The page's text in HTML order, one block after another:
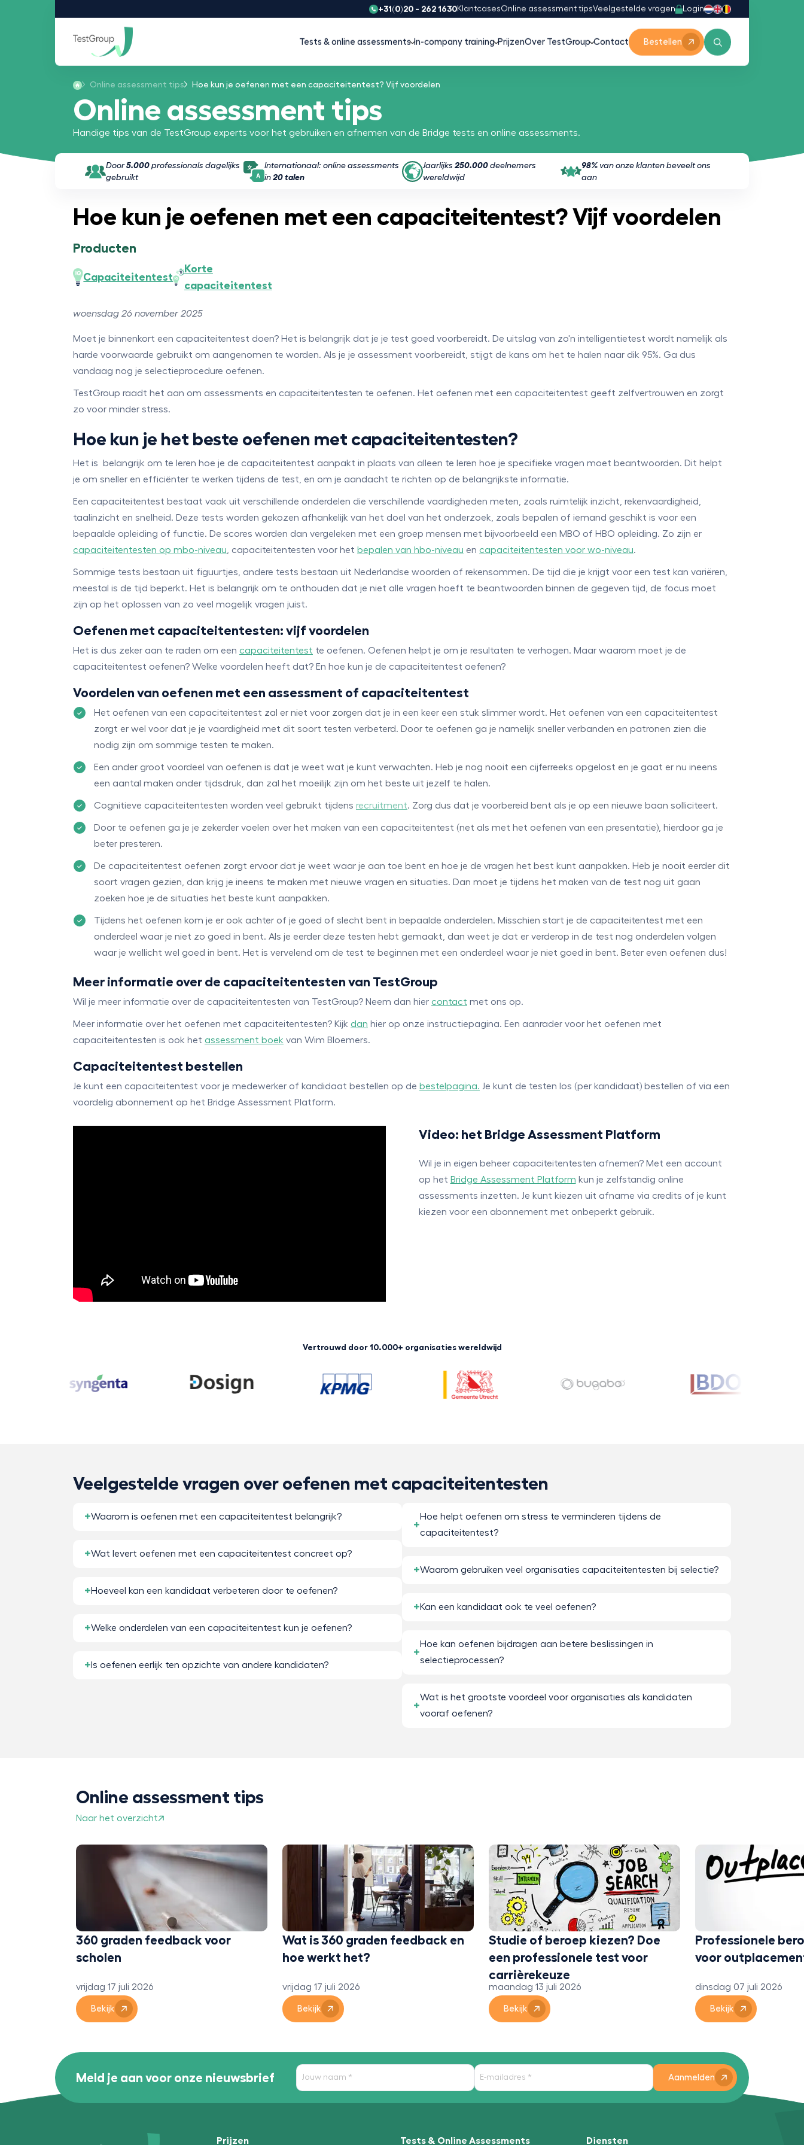
+31(0)20 - 262 1630KlantcasesOnline assessment tipsVeelgestelde vragen Login
Tests & online assessments In-company training PrijzenOver TestGroup Contact Bestellen
Online assessment tips Hoe kun je oefenen met een capaciteitentest? Vijf voordelen
Online assessment tips
Handige tips van de TestGroup experts voor het gebruiken en afnemen van de Bridge tests en online assessments.
Door5.000 professionals dagelijks
gebruikt
Internationaal: online assessments
in 20 talen
Jaarlijks 250.000 deelnemers
wereldwijd
98% van onze klanten beveelt ons
aan
Hoe kun je oefenen met een capaciteitentest? Vijf voordelen
Producten
Capaciteitentest
Korte
capaciteitentest
woensdag 26 november 2025
Moet je binnenkort een capaciteitentest doen? Het is belangrijk dat je je test goed voorbereidt. De uitslag van zo'n intelligentietest wordt namelijk als
harde voorwaarde gebruikt om aangenomen te worden. Als je je assessment voorbereidt, stijgt de kans om het te halen naar dik 95%. Ga dus
vandaag nog je selectieprocedure oefenen.
TestGroup raadt het aan om assessments en capaciteitentesten te oefenen. Het oefenen met een capaciteitentest geeft zelfvertrouwen en zorgt
zo voor minder stress.
Hoe kun je het beste oefenen met capaciteitentesten?
Het is belangrijk om te leren hoe je de capaciteitentest aanpakt in plaats van alleen te leren hoe je specifieke vragen moet beantwoorden. Dit helpt
je om sneller en efficiënter te werken tijdens de test, en om je aandacht te richten op de belangrijkste informatie.
Een capaciteitentest bestaat vaak uit verschillende onderdelen die verschillende vaardigheden meten, zoals ruimtelijk inzicht, rekenvaardigheid,
taalinzicht en snelheid. Deze tests worden gekozen afhankelijk van het doel van het onderzoek, zoals bepalen of iemand geschikt is voor een
bepaalde opleiding of functie. De scores worden dan vergeleken met een groep mensen met bijvoorbeeld een MBO of HBO opleiding. Zo zijn er
capaciteitentesten op mbo-niveau , capaciteitentesten voor het bepalen van hbo-niveau en capaciteitentesten voor wo-niveau.
Sommige tests bestaan uit figuurtjes, andere tests bestaan uit Nederlandse woorden of rekensommen. De tijd die je krijgt voor een test kan variëren,
meestal is de tijd beperkt. Het is belangrijk om te onthouden dat je niet alle vragen hoeft te beantwoorden binnen de gegeven tijd, de focus moet
zijn op het oplossen van zo veel mogelijk vragen juist.
Oefenen met capaciteitentesten: vijf voordelen
Het is dus zeker aan te raden om een capaciteitentest te oefenen. Oefenen helpt je om je resultaten te verhogen. Maar waarom moet je de
capaciteitentest oefenen? Welke voordelen heeft dat? En hoe kun je de capaciteitentest oefenen?
Voordelen van oefenen met een assessment of capaciteitentest
Het oefenen van een capaciteitentest zal er niet voor zorgen dat je in een keer een stuk slimmer wordt. Het oefenen van een capaciteitentest
zorgt er wel voor dat je je vaardigheid met dit soort testen verbeterd. Door te oefenen ga je namelijk sneller verbanden en patronen zien die
nodig zijn om sommige testen te maken.
Een ander groot voordeel van oefenen is dat je weet wat je kunt verwachten. Heb je nog nooit een cijferreeks opgelost en je gaat er nu ineens
een aantal maken onder tijdsdruk, dan zal het moeilijk zijn om het beste uit jezelf te halen.
Cognitieve capaciteitentesten worden veel gebruikt tijdens recruitment. Zorg dus dat je voorbereid bent als je op een nieuwe baan solliciteert.
Door te oefenen ga je je zekerder voelen over het maken van een capaciteitentest (net als met het oefenen van een presentatie), hierdoor ga je
beter presteren.
De capaciteitentest oefenen zorgt ervoor dat je weet waar je aan toe bent en hoe je de vragen het best kunt aanpakken. Heb je nooit eerder dit
soort vragen gezien, dan krijg je ineens te maken met nieuwe vragen en situaties. Dan moet je tijdens het maken van de test nog uit gaan
zoeken hoe je de situaties het beste kunt aanpakken.
Tijdens het oefenen kom je er ook achter of je goed of slecht bent in bepaalde onderdelen. Misschien start je de capaciteitentest met een
onderdeel waar je niet zo goed in bent. Als je eerder deze testen hebt gemaakt, dan weet je dat er verderop in de test nog onderdelen volgen
waar je wellicht wel goed in bent. Het is vervelend om de test te beginnen met een onderdeel waar je niet goed in bent. Beter even oefenen dus!
Meer informatie over de capaciteitentesten van TestGroup
Wil je meer informatie over de capaciteitentesten van TestGroup? Neem dan hier contact met ons op.
Meer informatie over het oefenen met capaciteitentesten? Kijk dan hier op onze instructiepagina. Een aanrader voor het oefenen met
capaciteitentesten is ook het assessment boek van Wim Bloemers.
Capaciteitentest bestellen
Je kunt een capaciteitentest voor je medewerker of kandidaat bestellen op de bestelpagina. Je kunt de testen los (per kandidaat) bestellen of via een
voordelig abonnement op het Bridge Assessment Platform.
Video: het Bridge Assessment Platform
Wil je in eigen beheer capaciteitentesten afnemen? Met een account
op het Bridge Assessment Platform kun je zelfstandig online
assessments inzetten. Je kunt kiezen uit afname via credits of je kunt
kiezen voor een abonnement met onbeperkt gebruik.
Vertrouwd door 10.000+ organisaties wereldwijd
Veelgestelde vragen over oefenen met capaciteitentesten
Waarom is oefenen met een capaciteitentest belangrijk?
Wat levert oefenen met een capaciteitentest concreet op?
Hoeveel kan een kandidaat verbeteren door te oefenen?
Welke onderdelen van een capaciteitentest kun je oefenen?
Is oefenen eerlijk ten opzichte van andere kandidaten?
Hoe helpt oefenen om stress te verminderen tijdens de
capaciteitentest?
Waarom gebruiken veel organisaties capaciteitentesten bij selectie?
Kan een kandidaat ook te veel oefenen?
Hoe kan oefenen bijdragen aan betere beslissingen in
selectieprocessen?
Wat is het grootste voordeel voor organisaties als kandidaten
vooraf oefenen?
Online assessment tips
Naar het overzicht
360 graden feedback voor
scholen
vrijdag 17 juli 2026
Bekijk
Wat is 360 graden feedback en
hoe werkt het?
vrijdag 17 juli 2026
Bekijk
Studie of beroep kiezen? Doe
een professionele test voor
carrièrekeuze
maandag 13 juli 2026
Bekijk
Professionele
voor
dinsdag 07 juli 2026
Bekijk
Meld je aan voor onze nieuwsbrief Aanmelden
Prijzen Tests & Online Assessments Diensten